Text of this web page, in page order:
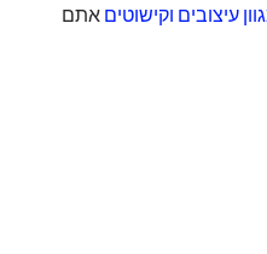
עיצובים וקישוטים אתם